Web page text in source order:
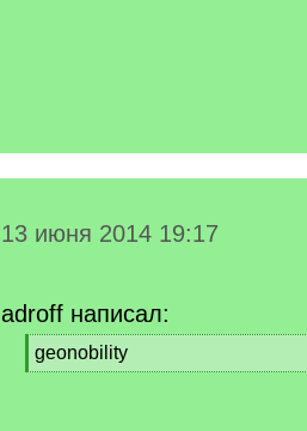
13 июня 2014 19:17
adroff написал:
[
q
geonobility
[